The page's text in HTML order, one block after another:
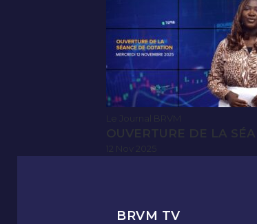
Le Journal BRVM
OUVERTURE DE LA
BRVM TV